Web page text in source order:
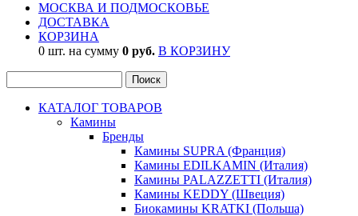
МОСКВА И ПОДМОСКОВЬЕ
ДОСТАВКА
КОРЗИНА
0 шт. на сумму 0 руб. В КОРЗИНУ
КАТАЛОГ ТОВАРОВ
Камины
Бренды
Камины SUPRA (Франция)
Камины EDILKAMIN (Италия)
Камины PALAZZETTI (Италия)
Камины KEDDY (Швеция)
Биокамины KRATKI (Польша)